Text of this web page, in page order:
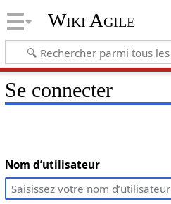
Wiki Agile
Se connecter
Nom d’utilisateur